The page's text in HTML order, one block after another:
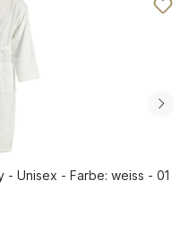
- Unisex - Farbe: weiss - 01